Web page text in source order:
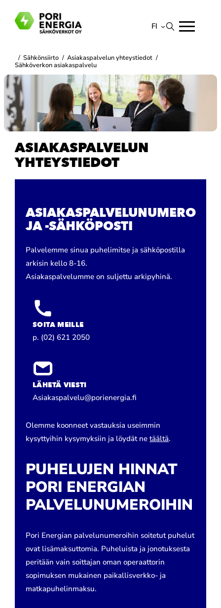
Siirry
sisältöön
FI
/ Sähkönsiirto / Asiakaspalvelun yhteystiedot /
Sähköverkon asiakaspalvelu
ASIAKASPALVELUN
YHTEYSTIEDOT
ASIAKASPALVELUNUMERO
JA -SÄHKÖPOSTI
Palvelemme sinua puhelimitse ja sähköpostilla
arkisin kello 8-16.
Asiakaspalvelumme on suljettu arkipyhinä.
SOITA MEILLE
p. (02) 621 2050
LÄHETÄ VIESTI
Asiakaspalvelu@porienergia.fi
Olemme koonneet vastauksia useimmin
kysyttyihin kysymyksiin ja löydät netäältä.
PUHELUJEN HINNAT
PORI ENERGIAN
PALVELUNUMEROIHIN
Pori Energian palvelunumeroihin soitetut puhelut
ovat lisämaksuttomia. Puheluista ja jonotuksesta
peritään vain soittajan oman operaattorin
sopimuksen mukainen paikallisverkko- ja
matkapuhelinmaksu.